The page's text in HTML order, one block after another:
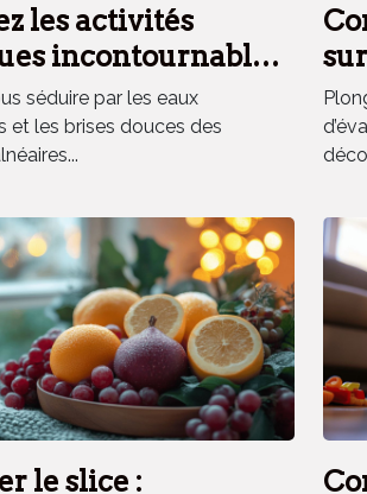
les activités
incontournables
balnéaire
séduire par les eaux
et les brises douces des
le slice :